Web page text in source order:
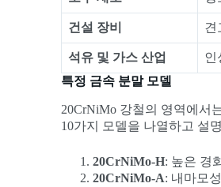
건설 장비 견
석유 및 가스 산업
인
특정 금속 분말 모델
20CrNiMo 강철의 영역에서
10가지 모델을 나열하고 설
20CrNiMo-H: 높은 경
20CrNiMo-A: 내마모